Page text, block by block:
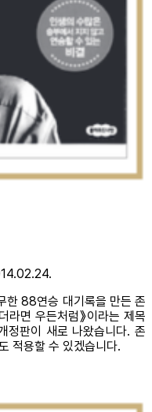
한 88연승 대기록을 만든 존
라면 우든처럼》이라는 제목
정판이 새로 나왔습니다. 존
적용할 수 있겠습니다.